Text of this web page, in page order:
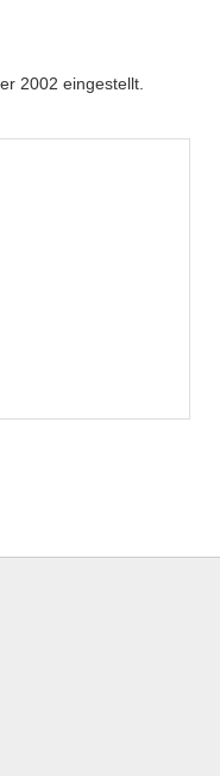
2002 eingestellt.